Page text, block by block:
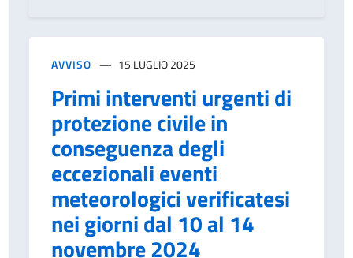
AVVISO 15 LUGLIO 2025
Primi interventi urgenti di
protezione civile in
conseguenza degli
eccezionali eventi
meteorologici verificatesi
nei giorni dal 10 al 14
novembre 2024